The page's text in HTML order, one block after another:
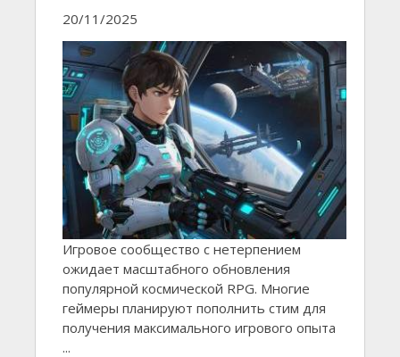
20/11/2025
Игровое сообщество с нетерпением
ожидает масштабного обновления
популярной космической RPG. Многие
геймеры планируют пополнить стим для
получения максимального игрового опыта
...